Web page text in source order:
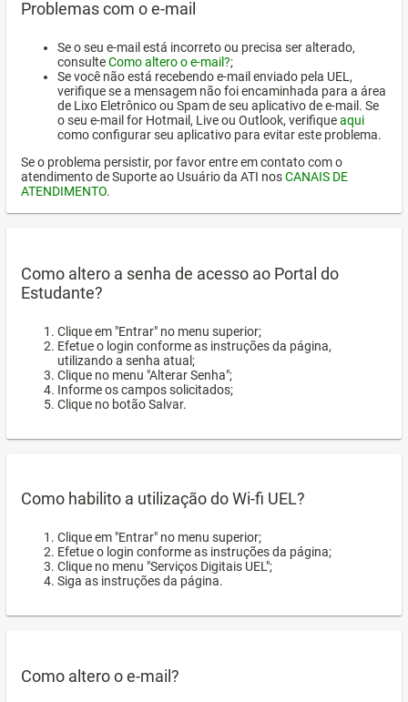
Problemas com o e-mail
Se o seu e-mail está incorreto ou precisa ser alterado,
consulteComo altero o e-mail?;
Se você não está recebendo e-mail enviado pela UEL,
verifique se a mensagem não foi encaminhada para a área
de Lixo Eletrônico ou Spam de seu aplicativo de e-mail. Se
o seu e-mail for Hotmail, Live ou Outlook, verifiqueaqui
como configurar seu aplicativo para evitar este problema.
Se o problema persistir, por favor entre em contato com o
atendimento de Suporte ao Usuário da ATI nosCANAIS DE
ATENDIMENTO.
Como altero a senha de acesso ao Portal do
Estudante?
Clique em "Entrar" no menu superior;
Efetue o login conforme as instruções da página,
utilizando a senha atual;
Clique no menu "Alterar Senha";
Informe os campos solicitados;
Clique no botão Salvar.
Como habilito a utilização do Wi-fi UEL?
Clique em "Entrar" no menu superior;
Efetue o login conforme as instruções da página;
Clique no menu "Serviços Digitais UEL";
Siga as instruções da página.
Como altero o e-mail?